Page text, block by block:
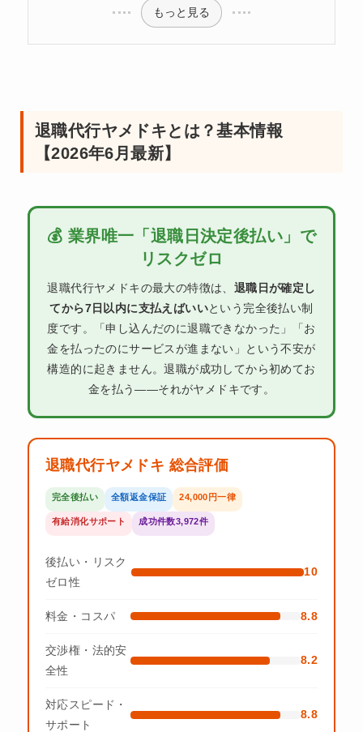
もっと見る
退職代行ヤメドキとは？基本情報
【2026年6月最新】
💰 業界唯一「退職日決定後払い」で
リスクゼロ
退職代行ヤメドキの最大の特徴は、 退職日が確定し
てから7日以内に支払えばいいという完全後払い制
度です。「申し込んだのに退職できなかった」「お
金を払ったのにサービスが進まない」という不安が
構造的に起きません。退職が成功してから初めてお
金を払う——それがヤメドキです。
退職代行ヤメドキ 総合評価
完全後払い 全額返金保証 24,000円一律
有給消化サポート 成功件数3,972件
後払い・リスク
ゼロ性
10
料金・コスパ 8.8
交渉権・法的安
全性
8.2
対応スピード・
サポート
8.8